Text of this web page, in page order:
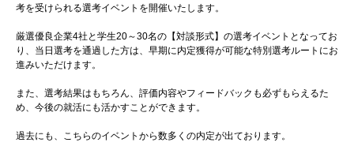
考を受けられる選考イベントを開催いたします。
厳選優良企業4社と学生20～30名の【対談形式】の選考イベントとなってお
り、当日選考を通過した方は、早期に内定獲得が可能な特別選考ルートにお
進みいただけます。
また、選考結果はもちろん、評価内容やフィードバックも必ずもらえるた
め、今後の就活にも活かすことができます。
過去にも、こちらのイベントから数多くの内定が出ております。